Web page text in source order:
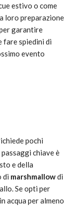
estivo o come
loro preparazione
garantire
fare spiedini di
evento
pochi
chiave è
e della
di marshmallowdi
Se opti per
acqua per almeno